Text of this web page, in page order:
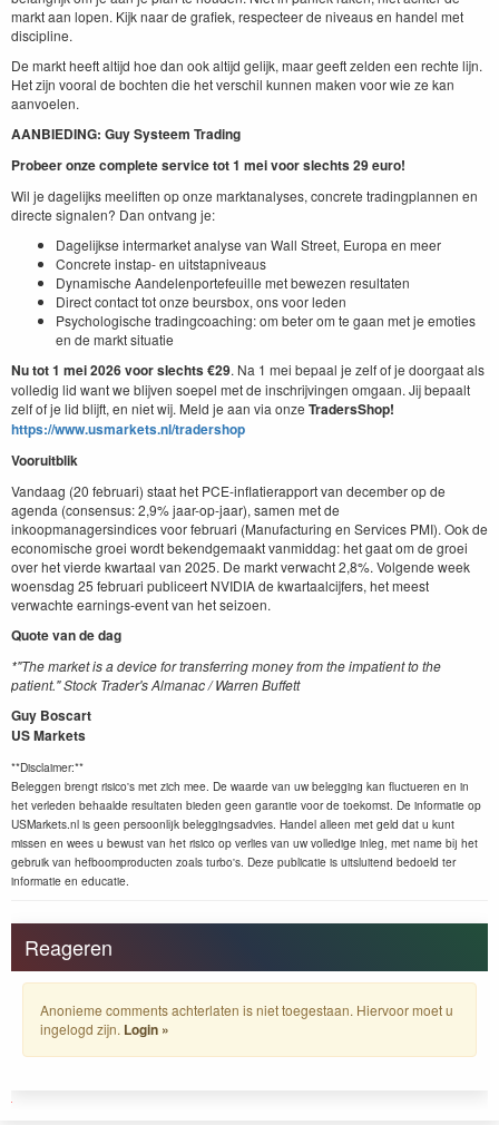
markt aan lopen. Kijk naar de grafiek, respecteer de niveaus en handel met
discipline.
De markt heeft altijd hoe dan ook altijd gelijk, maar geeft zelden een rechte lijn.
Het zijn vooral de bochten die het verschil kunnen maken voor wie ze kan
aanvoelen.
AANBIEDING: Guy Systeem Trading
Probeer onze complete service tot 1 mei voor slechts 29 euro!
Wil je dagelijks meeliften op onze marktanalyses, concrete tradingplannen en
directe signalen? Dan ontvang je:
Dagelijkse intermarket analyse van Wall Street, Europa en meer
Concrete instap- en uitstapniveaus
Dynamische Aandelenportefeuille met bewezen resultaten
Direct contact tot onze beursbox, ons voor leden
Psychologische tradingcoaching: om beter om te gaan met je emoties
en de markt situatie
Nu tot 1 mei 2026 voor slechts €29. Na 1 mei bepaal je zelf of je doorgaat als
volledig lid want we blijven soepel met de inschrijvingen omgaan. Jij bepaalt
zelf of je lid blijft, en niet wij. Meld je aan via onze TradersShop!
https://www.usmarkets.nl/tradershop
Vooruitblik
Vandaag (20 februari) staat het PCE-inflatierapport van december op de
agenda (consensus: 2,9% jaar-op-jaar), samen met de
inkoopmanagersindices voor februari (Manufacturing en Services PMI). Ook de
economische groei wordt bekendgemaakt vanmiddag: het gaat om de groei
over het vierde kwartaal van 2025. De markt verwacht 2,8%. Volgende week
woensdag 25 februari publiceert NVIDIA de kwartaalcijfers, het meest
verwachte earnings-event van het seizoen.
Quote van de dag
*"The market is a device for transferring money from the impatient to the
patient."Stock Trader's Almanac / Warren Buffett
Guy Boscart
US Markets
**Disclaimer:**
Beleggen brengt risico's met zich mee. De waarde van uw belegging kan fluctueren en in
het verleden behaalde resultaten bieden geen garantie voor de toekomst. De informatie op
USMarkets.nl is geen persoonlijk beleggingsadvies. Handel alleen met geld dat u kunt
missen en wees u bewust van het risico op verlies van uw volledige inleg, met name bij het
gebruik van hefboomproducten zoals turbo's. Deze publicatie is uitsluitend bedoeld ter
informatie en educatie.
Reageren
Anonieme comments achterlaten is niet toegestaan. Hiervoor moet u
ingelogd zijn. Login »